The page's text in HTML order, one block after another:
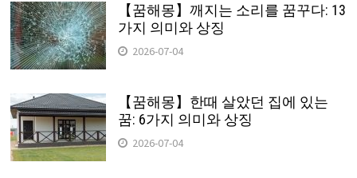
【꿈해몽】깨지는 소리를 꿈꾸다: 13
가지 의미와 상징
2026-07-04
【꿈해몽】한때 살았던 집에 있는
꿈: 6가지 의미와 상징
2026-07-04